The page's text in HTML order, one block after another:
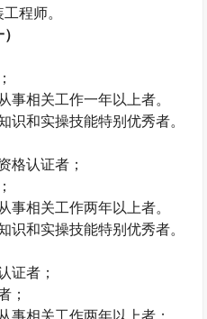
程师。
事相关工作一年以上者。
识和实操技能特别优秀者。
格认证者；
事相关工作两年以上者。
识和实操技能特别优秀者。
证者；
；
事相关工作两年以上者；